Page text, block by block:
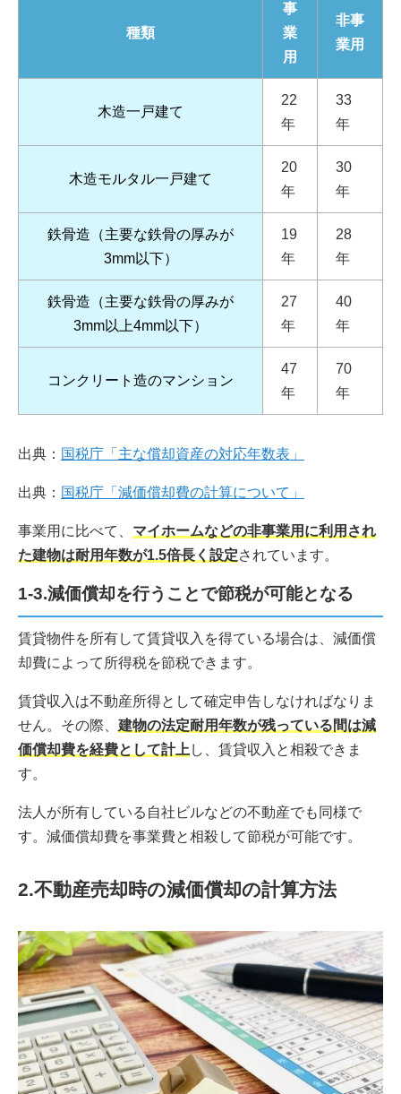
種類
事
業
用
非事
業用
木造一戸建て
22
年
33
年
木造モルタル一戸建て
20
年
30
年
鉄骨造（主要な鉄骨の厚みが
3mm以下）
19
年
28
年
鉄骨造（主要な鉄骨の厚みが
3mm以上4mm以下）
27
年
40
年
コンクリート造のマンション
47
年
70
年
出典： 国税庁「主な償却資産の対応年数表」
出典： 国税庁「減価償却費の計算について」
事業用に比べて、 マイホームなどの非事業用に利用され
た建物は耐用年数が1.5倍長く設定されています。
1-3.減価償却を行うことで節税が可能となる
賃貸物件を所有して賃貸収入を得ている場合は、減価償
却費によって所得税を節税できます。
賃貸収入は不動産所得として確定申告しなければなりま
せん。その際、 建物の法定耐用年数が残っている間は減
価償却費を経費として計上 し、賃貸収入と相殺できま
す。
法人が所有している自社ビルなどの不動産でも同様で
す。減価償却費を事業費と相殺して節税が可能です。
2.不動産売却時の減価償却の計算方法